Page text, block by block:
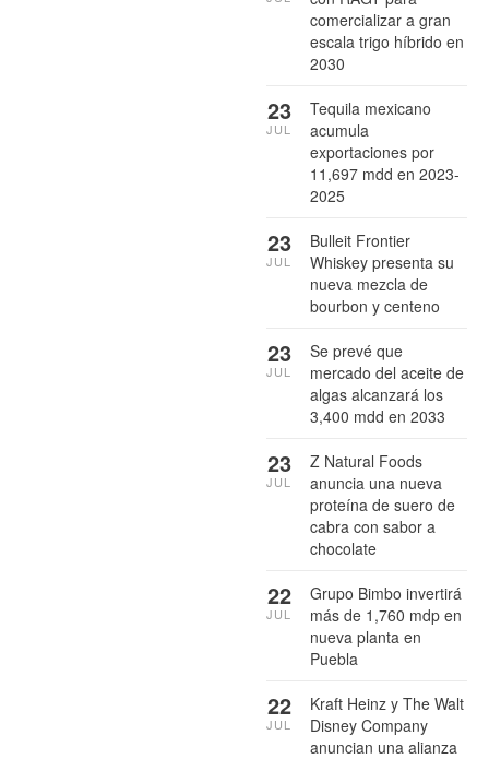
comercializar a gran
escala trigo híbrido en
2030
Tequila mexicano
acumula
exportaciones por
11,697 mdd en 2023-
2025
23
JUL
Bulleit Frontier
Whiskey presenta su
nueva mezcla de
bourbon y centeno
23
JUL
Se prevé que
mercado del aceite de
algas alcanzará los
3,400 mdd en 2033
23
JUL
Z Natural Foods
anuncia una nueva
proteína de suero de
cabra con sabor a
chocolate
23
JUL
Grupo Bimbo invertirá
más de 1,760 mdp en
nueva planta en
Puebla
22
JUL
Kraft Heinz y The Walt
Disney Company
anuncian una alianza
22
JUL